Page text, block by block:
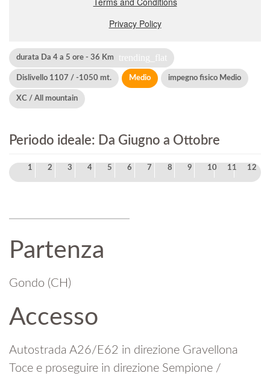
trending_flat
durata Da 4 a 5 ore - 36 Km
Dislivello 1107 / -1050 mt. Medio impegno fisico Medio
XC / All mountain
Periodo ideale: Da Giugno a Ottobre
1 2 3 4 5 6 7 8 9 10 11 12
Partenza
Gondo (CH)
Accesso
Autostrada A26/E62 in direzione Gravellona
Toce e proseguire in direzione Sempione /